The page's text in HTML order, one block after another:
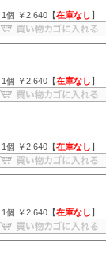
1個 ￥2,640【在庫なし】
1個 ￥2,640【在庫なし】
1個 ￥2,640【在庫なし】
1個 ￥2,640【在庫なし】